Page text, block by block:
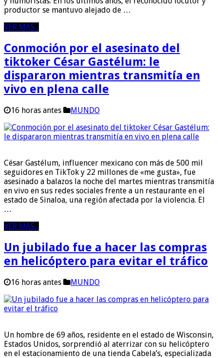
productor se mantuvo alejado de …
VER MAS...
Conmoción por el asesinato del
tiktoker César Gastélum: le
dispararon mientras transmitía en
vivo en plena calle
16 horas antes MUNDO
César Gastélum, influencer mexicano con más de 500 mil
seguidores en TikTok y 22 millones de «me gusta», fue
asesinado a balazos la noche del martes mientras transmitía
en vivo en sus redes sociales frente a un restaurante en el
estado de Sinaloa, una región afectada por la violencia. El
…
VER MAS...
Un jubilado fue a hacer las compras
en helicóptero para evitar el tráfico
16 horas antes MUNDO
Un hombre de 69 años, residente en el estado de Wisconsin,
Estados Unidos, sorprendió al aterrizar con su helicóptero
en el estacionamiento de una tienda Cabela’s, especializada